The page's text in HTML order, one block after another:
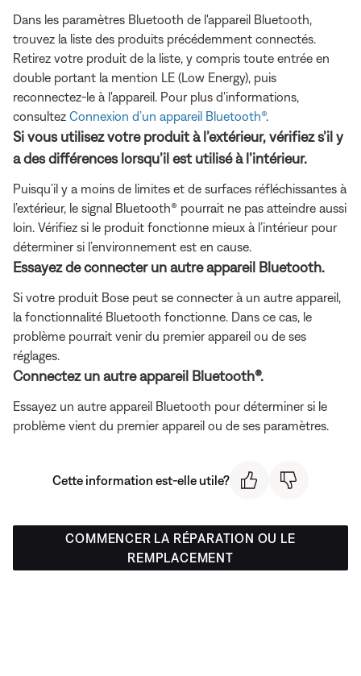
Dans les paramètres Bluetooth de l'appareil Bluetooth,
trouvez la liste des produits précédemment connectés.
Retirez votre produit de la liste, y compris toute entrée en
double portant la mention LE (Low Energy), puis
reconnectez-le à l'appareil. Pour plus d'informations,
consultez Connexion d’un appareil Bluetooth®.
Si vous utilisez votre produit à l’extérieur, vérifiez s’il y
a des différences lorsqu’il est utilisé à l’intérieur.
Puisqu’il y a moins de limites et de surfaces réfléchissantes à
l’extérieur, le signal Bluetooth® pourrait ne pas atteindre aussi
loin. Vérifiez si le produit fonctionne mieux à l’intérieur pour
déterminer si l’environnement est en cause.
Essayez de connecter un autre appareil Bluetooth.
Si votre produit Bose peut se connecter à un autre appareil,
la fonctionnalité Bluetooth fonctionne. Dans ce cas, le
problème pourrait venir du premier appareil ou de ses
réglages.
Connectez un autre appareil Bluetooth®.
Essayez un autre appareil Bluetooth pour déterminer si le
problème vient du premier appareil ou de ses paramètres.
Cette information est-elle utile?
COMMENCER LA RÉPARATION OU LE
REMPLACEMENT